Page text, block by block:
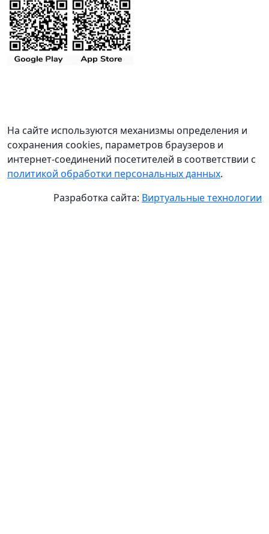
На сайте используются механизмы определения и
сохранения cookies, параметров браузеров и
интернет-соединений посетителей в соответствии с
политикой обработки персональных данных.
Разработка сайта: Виртуальные технологии